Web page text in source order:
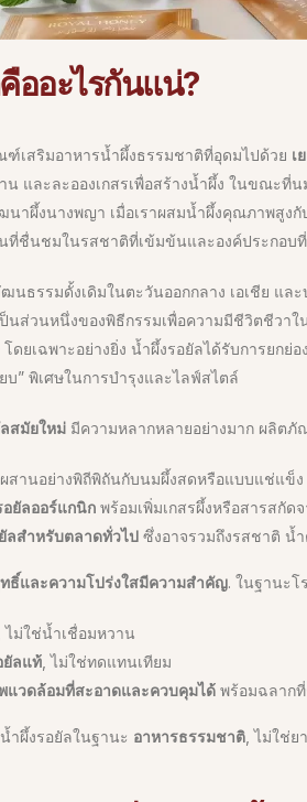
ออะไรกันแน่?
เสริมอาหารน้ำผึ้งธรรมชาติที่อุดมไปด้วย เ
น และละอองเกสรเพื่อสร้างน้ำผึ้ง ในขณะ
าผึ้งนางพญา เมื่อเราผสมน้ำผึ้งคุณภาพสูงกั
ที่ชื่นชมในรสชาติที่เข้มข้นและองค์ประกอบ
นธรรมดั้งเดิมในตะวันออกกลาง เอเชีย แล
นส่วนหนึ่งของพิธีกรรมเพื่อความมีชีวิตชีวา
ดยเฉพาะอย่างยิ่ง น้ำผึ้งรอยัลได้รับการยก
บ” พิเศษในการบำรุงและไลฟ์สไตล์
สมัยใหม่มีความหลากหลายอย่างมาก ผลิต
สานอย่างพิถีพิถันกับนมผึ้งสดหรือแบบแช่แข็ง
ยัลออร์แกนิกพร้อมเพิ่มเกสรผึ้งหรือสารสกัด
ลสำหรับตลาดทั่วไปซึ่งอาจรวมถึงรสชาติ น้ำ
ธิ์และความโปร่งใสมีความสำคัญ. ในฐานะโ
ไม่ใช่น้ำเชื่อมหวาน
ยัลแท้, ไม่ใช่ทดแทนเทียม
แวดล้อมที่สะอาดและควบคุมได้พร้อมฉลากที่
ำผึ้งรอยัลในฐานะ อาหารธรรมชาติ, ไม่ใช่ย